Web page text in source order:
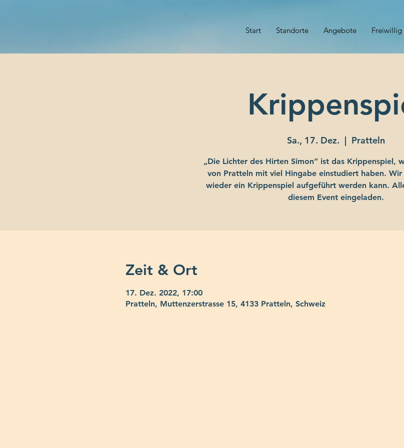
Start Standorte Angebote Freiwillig
Sa., 17. Dez.
  |
Pratteln
„Die Lichter des Hirten Simon“ ist das Krippenspiel,
von Pratteln mit viel Hingabe einstudiert haben. Wir
wieder ein Krippenspiel aufgeführt werden kann.
diesem Event eingeladen.
Zeit & Ort
17. Dez. 2022, 17:00
Pratteln, Muttenzerstrasse 15, 4133 Pratteln, Schweiz